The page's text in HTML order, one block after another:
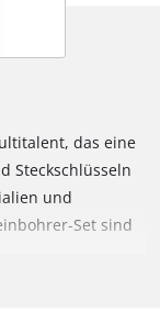
das eine
Steckschlüsseln
und
Set sind
/ 2x H2 / H2,5 /